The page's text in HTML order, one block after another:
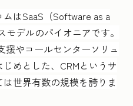
はSaaS（Software as a
デルのパイオニアです。
援やコールセンターソリュ
めとした、CRMというサ
世界有数の規模を誇りま